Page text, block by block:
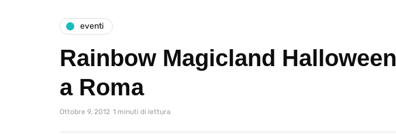
eventi
Rainbow Magicland Halloween
a Roma
Ottobre 9, 2012 1 minuti di lettura